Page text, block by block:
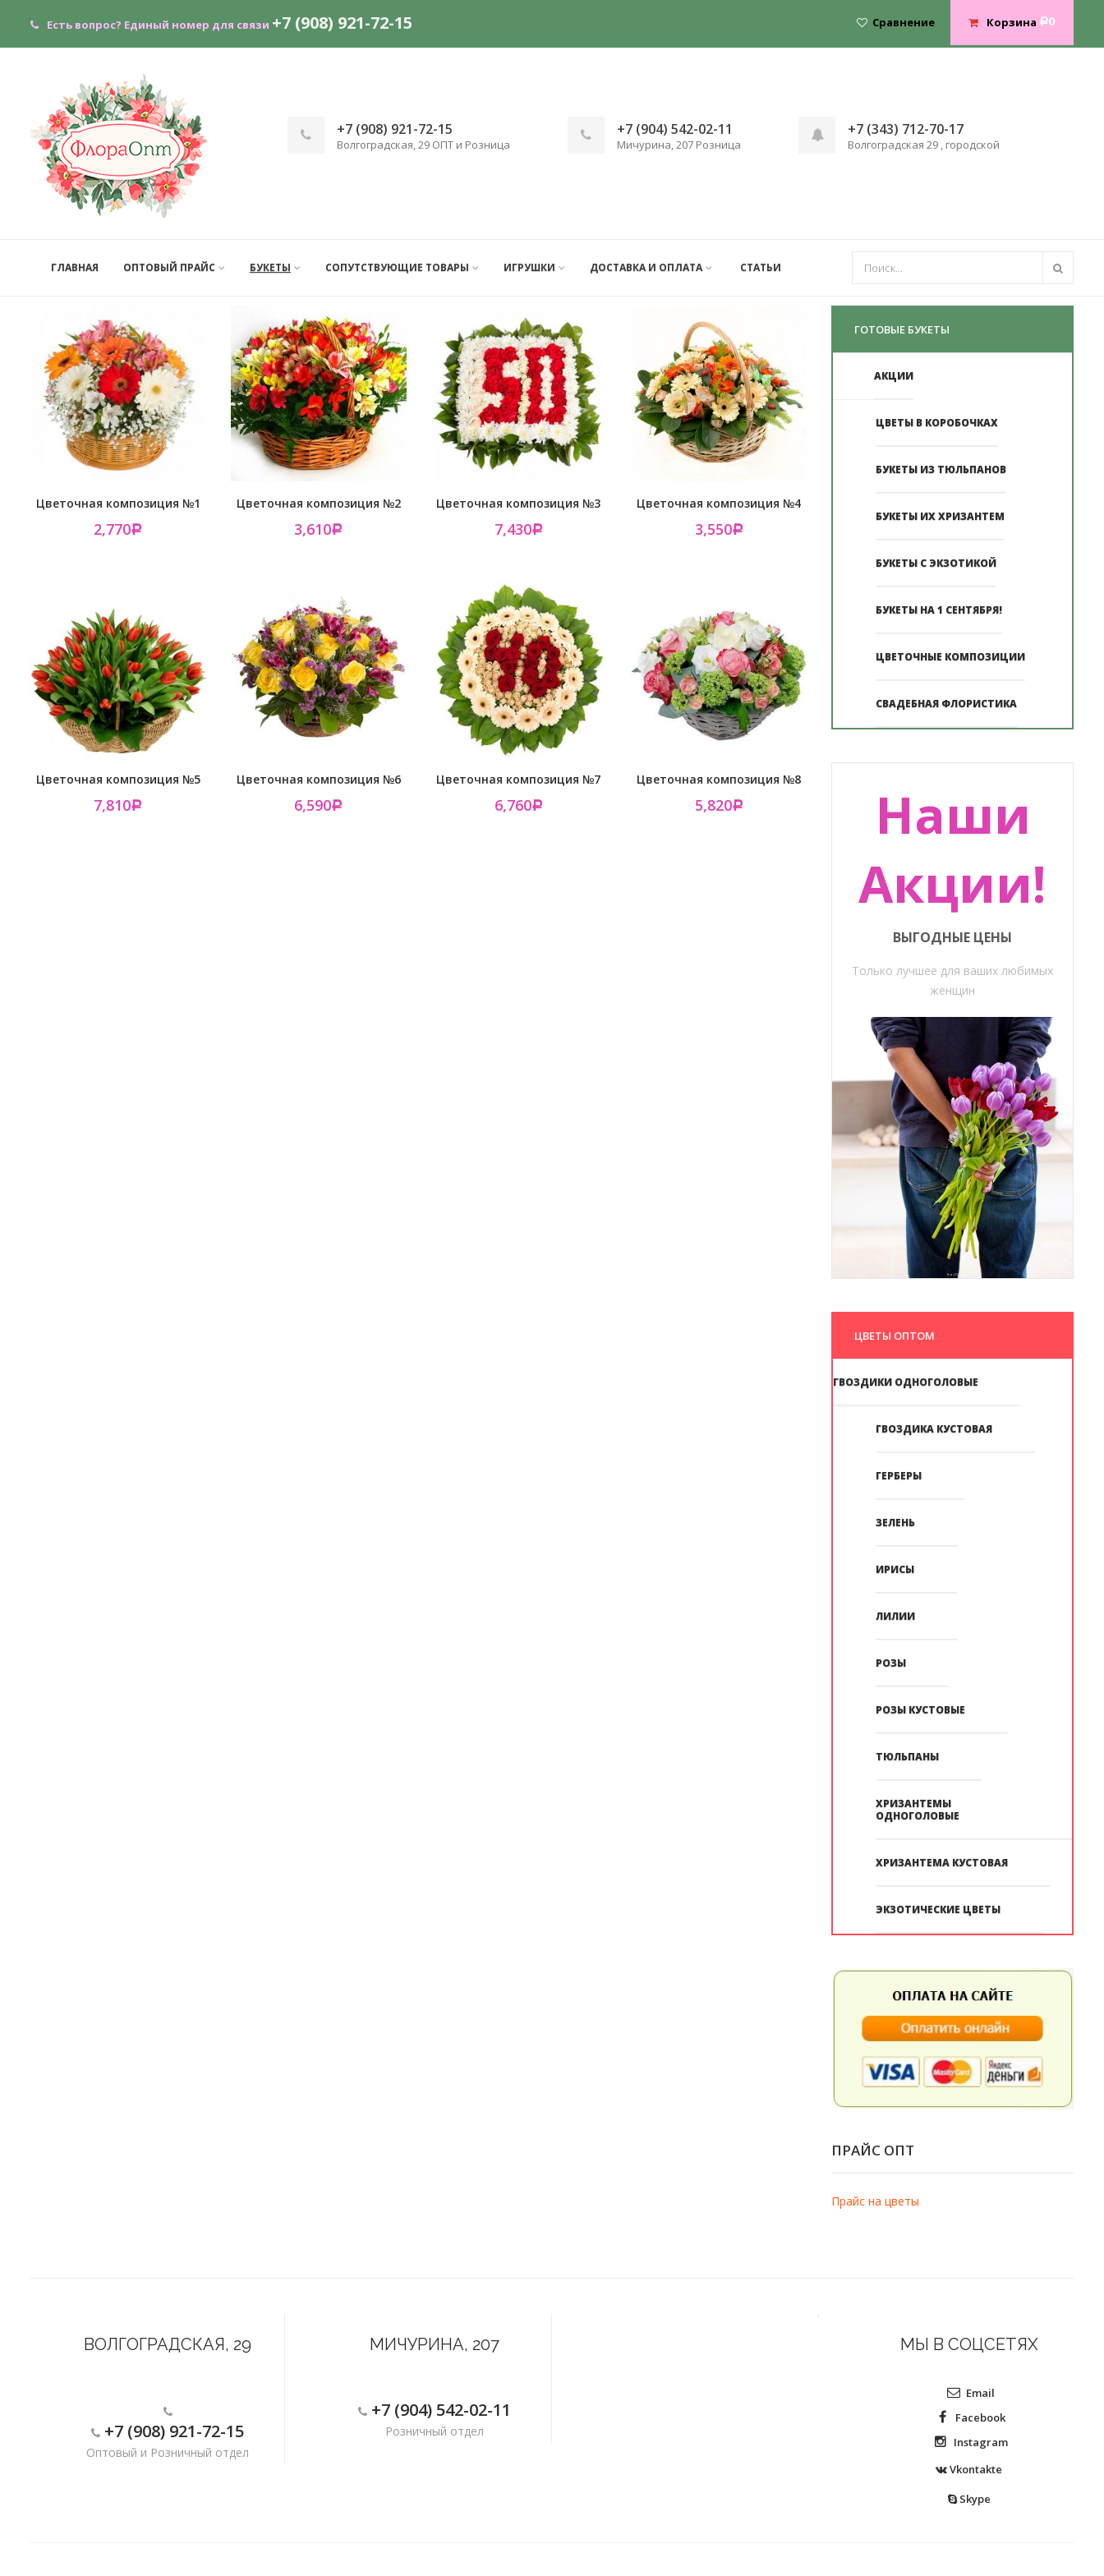
Есть вопрос? Единый номер для связи +7 (908) 921-72-15 Сравнение Корзина Р0
+7 (908) 921-72-15
Волгоградская, 29 ОПТ и Розница
+7 (904) 542-02-11
Мичурина, 207 Розница
+7 (343) 712-70-17
Волгоградская 29 , городской
ГЛАВНАЯ ОПТОВЫЙ ПРАЙС БУКЕТЫ СОПУТСТВУЮЩИЕ ТОВАРЫ ИГРУШКИ ДОСТАВКА И ОПЛАТА СТАТЬИ
Цветочная композиция №1
2,770Р
Цветочная композиция №2
3,610Р
Цветочная композиция №3
7,430Р
Цветочная композиция №4
3,550Р
Цветочная композиция №5
7,810Р
Цветочная композиция №6
6,590Р
Цветочная композиция №7
6,760Р
Цветочная композиция №8
5,820Р
ГОТОВЫЕ БУКЕТЫ
АКЦИИ
ЦВЕТЫ В КОРОБОЧКАХ
БУКЕТЫ ИЗ ТЮЛЬПАНОВ
БУКЕТЫ ИХ ХРИЗАНТЕМ
БУКЕТЫ С ЭКЗОТИКОЙ
БУКЕТЫ НА 1 СЕНТЯБРЯ!
ЦВЕТОЧНЫЕ КОМПОЗИЦИИ
СВАДЕБНАЯ ФЛОРИСТИКА
Наши
Акции!
ВЫГОДНЫЕ ЦЕНЫ
Только лучшее для ваших любимых
женщин
ЦВЕТЫ ОПТОМ
ГВОЗДИКИ ОДНОГОЛОВЫЕ
ГВОЗДИКА КУСТОВАЯ
ГЕРБЕРЫ
ЗЕЛЕНЬ
ИРИСЫ
ЛИЛИИ
РОЗЫ
РОЗЫ КУСТОВЫЕ
ТЮЛЬПАНЫ
ХРИЗАНТЕМЫ
ОДНОГОЛОВЫЕ
ХРИЗАНТЕМА КУСТОВАЯ
ЭКЗОТИЧЕСКИЕ ЦВЕТЫ
ПРАЙС ОПТ
Прайс на цветы
ВОЛГОГРАДСКАЯ, 29
+7 (908) 921-72-15
Оптовый и Розничный отдел
МИЧУРИНА, 207
+7 (904) 542-02-11
Розничный отдел
МЫ В СОЦСЕТЯХ
Email
Facebook
Instagram
Vkontakte
Skype